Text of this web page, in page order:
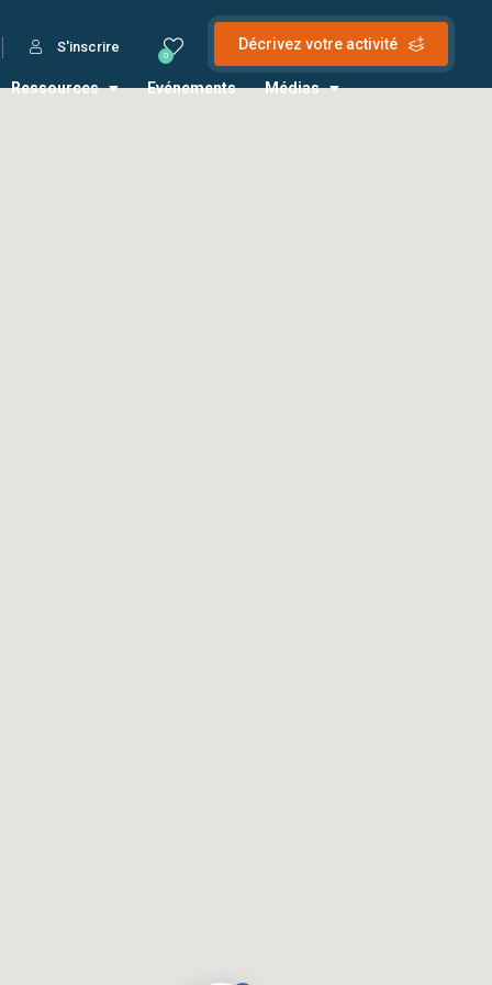
Décrivez votre activité
0
S'inscrire
Ressources Evénements Médias